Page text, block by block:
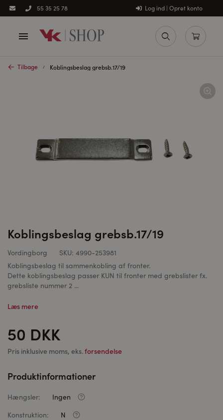
55 35 25 78 Log ind | Opret konto
Tilbage Koblingsbeslag grebsb.17/19
Koblingsbeslag grebsb.17/19
Vordingborg SKU: 4990-253981
Koblingsbeslag til sammenkobling af fronter.
Dette koblingsbeslag passer KUN til fronter med grebslister fx.
grebsliste nummer 2 ...
Læs mere
50 DKK
Pris inklusive moms, eks.forsendelse
Produktinformationer
Hængsler:
Ingen
Konstruktion:
N